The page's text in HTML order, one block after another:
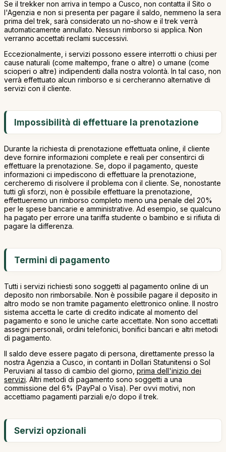
Se il trekker non arriva in tempo a Cusco, non contatta il Sito o
l'Agenzia e non si presenta per pagare il saldo, nemmeno la sera
prima del trek, sarà considerato un no-show e il trek verrà
automaticamente annullato. Nessun rimborso si applica. Non
verranno accettati reclami successivi.
Eccezionalmente, i servizi possono essere interrotti o chiusi per
cause naturali (come maltempo, frane o altre) o umane (come
scioperi o altre) indipendenti dalla nostra volontà. In tal caso, non
verrà effettuato alcun rimborso e si cercheranno alternative di
servizi con il cliente.
Impossibilità di effettuare la prenotazione
Durante la richiesta di prenotazione effettuata online, il cliente
deve fornire informazioni complete e reali per consentirci di
effettuare la prenotazione. Se, dopo il pagamento, queste
informazioni ci impediscono di effettuare la prenotazione,
cercheremo di risolvere il problema con il cliente. Se, nonostante
tutti gli sforzi, non è possibile effettuare la prenotazione,
effettueremo un rimborso completo meno una penale del 20%
per le spese bancarie e amministrative. Ad esempio, se qualcuno
ha pagato per errore una tariffa studente o bambino e si rifiuta di
pagare la differenza.
Termini di pagamento
Tutti i servizi richiesti sono soggetti al pagamento online di un
deposito non rimborsabile. Non è possibile pagare il deposito in
altro modo se non tramite pagamento elettronico online. Il nostro
sistema accetta le carte di credito indicate al momento del
pagamento e sono le uniche carte accettate. Non sono accettati
assegni personali, ordini telefonici, bonifici bancari e altri metodi
di pagamento.
Il saldo deve essere pagato di persona, direttamente presso la
nostra Agenzia a Cusco, in contanti in Dollari Statunitensi o Sol
Peruviani al tasso di cambio del giorno, prima dell'inizio dei
servizi. Altri metodi di pagamento sono soggetti a una
commissione del 6% (PayPal o Visa). Per ovvi motivi, non
accettiamo pagamenti parziali e/o dopo il trek.
Servizi opzionali